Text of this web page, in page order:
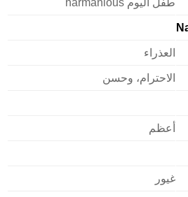
طفل اليوم harmanious
العذراء
الاحترام، وحسن
أعظم
غيور